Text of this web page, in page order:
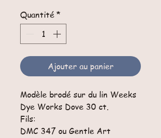
Quantité*
Ajouter au panier
Modèle brodé sur du lin Weeks
Dye Works Dove 30 ct.
Fils:
DMC 347 ou Gentle Art